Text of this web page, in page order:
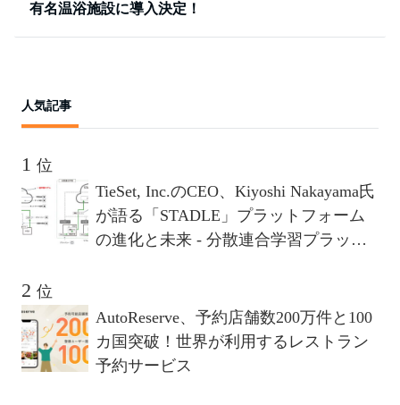
有名温浴施設に導入決定！
人気記事
位
TieSet, Inc.のCEO、Kiyoshi Nakayama氏
が語る「STADLE」プラットフォーム
の進化と未来 - 分散連合学習プラット
位
AutoReserve、予約店舗数200万件と100
カ国突破！世界が利用するレストラン
予約サービス